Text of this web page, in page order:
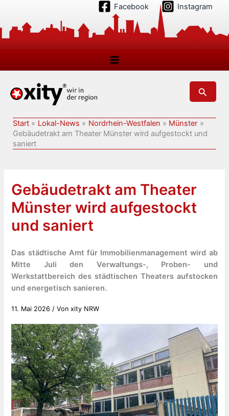
springen
Facebook Instagram
Suchen
Start Lokal-News Nordrhein-Westfalen
Münster
Gebäudetrakt am Theater Münster wird aufgestockt und
saniert
Gebäudetrakt am Theater
Münster wird aufgestockt
und saniert
Das städtische Amt für Immobilienmanagement wird ab
Mitte Juli den Verwaltungs-, Proben- und
Werkstattbereich des städtischen Theaters aufstocken
und energetisch sanieren.
11. Mai 2026 / Vonxity NRW